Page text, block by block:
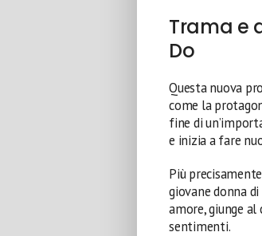
Trama e
Do
Questa nuova
come la
fine di
e inizia a fare
Più
giovane donna
amore, giunge
sentimenti.